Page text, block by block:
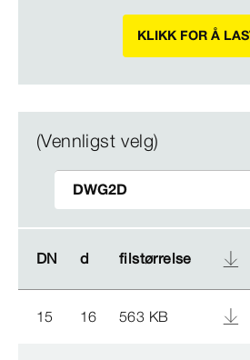
KLIKK FOR Å
(Vennligst velg)
DN d filstørrelse
DN d filstørrelse
15 16 563 KB